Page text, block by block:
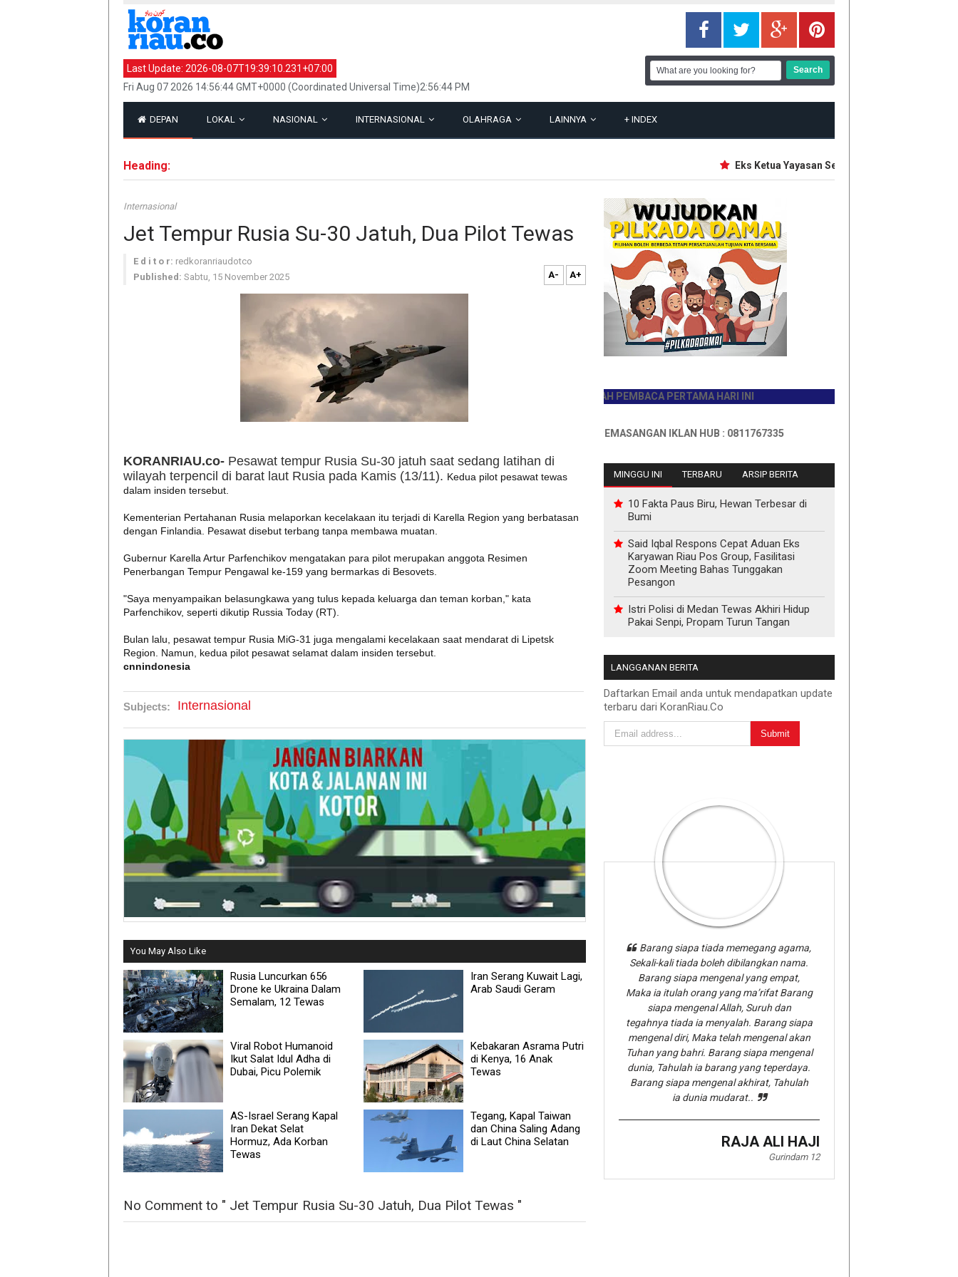
Last Update: 2026-08-07T19:39:10.231+07:00
Fri Aug 07 2026 14:56:44 GMT+0000 (Coordinated Universal Time)2:56:44 PM
DEPAN LOKAL NASIONAL INTERNASIONAL OLAHRAGA LAINNYA + INDEX
Heading: Eks Ketua Yayasan Sekolah Jaksel Bakal
Internasional
Jet Tempur Rusia Su-30 Jatuh, Dua Pilot Tewas
E d i t o r: redkoranriaudotco
Published: Sabtu, 15 November 2025 A- A+
KORANRIAU.co- Pesawat tempur Rusia Su-30 jatuh saat sedang latihan di
wilayah terpencil di barat laut Rusia pada Kamis (13/11). Kedua pilot pesawat tewas
dalam insiden tersebut.
Kementerian Pertahanan Rusia melaporkan kecelakaan itu terjadi di Karella Region yang berbatasan
dengan Finlandia. Pesawat disebut terbang tanpa membawa muatan.
Gubernur Karella Artur Parfenchikov mengatakan para pilot merupakan anggota Resimen
Penerbangan Tempur Pengawal ke-159 yang bermarkas di Besovets.
"Saya menyampaikan belasungkawa yang tulus kepada keluarga dan teman korban," kata
Parfenchikov, seperti dikutip Russia Today (RT).
Bulan lalu, pesawat tempur Rusia MiG-31 juga mengalami kecelakaan saat mendarat di Lipetsk
Region. Namun, kedua pilot pesawat selamat dalam insiden tersebut.
cnnindonesia
Subjects: Internasional
You May Also Like
Rusia Luncurkan 656
Drone ke Ukraina Dalam
Semalam, 12 Tewas
Iran Serang Kuwait Lagi,
Arab Saudi Geram
Viral Robot Humanoid
Ikut Salat Idul Adha di
Dubai, Picu Polemik
Kebakaran Asrama Putri
di Kenya, 16 Anak
Tewas
AS-Israel Serang Kapal
Iran Dekat Selat
Hormuz, Ada Korban
Tewas
Tegang, Kapal Taiwan
dan China Saling Adang
di Laut China Selatan
No Comment to " Jet Tempur Rusia Su-30 Jatuh, Dua Pilot Tewas "
JADILAH PEMBACA PERTAMA HARI INI
INFO PEMASANGAN IKLAN HUB : 0811767335
MINGGU INI TERBARU ARSIP BERITA
10 Fakta Paus Biru, Hewan Terbesar di
Bumi
Said Iqbal Respons Cepat Aduan Eks
Karyawan Riau Pos Group, Fasilitasi
Zoom Meeting Bahas Tunggakan
Pesangon
Istri Polisi di Medan Tewas Akhiri Hidup
Pakai Senpi, Propam Turun Tangan
LANGGANAN BERITA
Daftarkan Email anda untuk mendapatkan update
terbaru dari KoranRiau.Co
Barang siapa tiada memegang agama,
Sekali-kali tiada boleh dibilangkan nama.
Barang siapa mengenal yang empat,
Maka ia itulah orang yang ma’rifat Barang
siapa mengenal Allah, Suruh dan
tegahnya tiada ia menyalah. Barang siapa
mengenal diri, Maka telah mengenal akan
Tuhan yang bahri. Barang siapa mengenal
dunia, Tahulah ia barang yang teperdaya.
Barang siapa mengenal akhirat, Tahulah
ia dunia mudarat..
RAJA ALI HAJI
Gurindam 12